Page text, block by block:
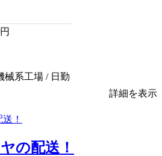
円
械系工場 / 日勤
詳細を表示
の配送！